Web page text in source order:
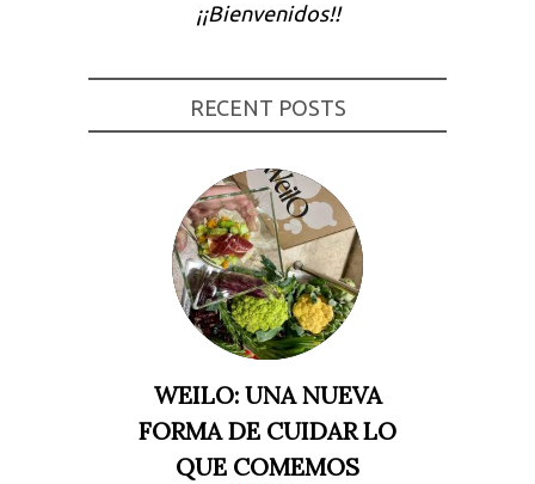
¡¡Bienvenidos!!
RECENT POSTS
WEILO: UNA NUEVA
FORMA DE CUIDAR LO
QUE COMEMOS
visita. Si
algunas
personalizados.